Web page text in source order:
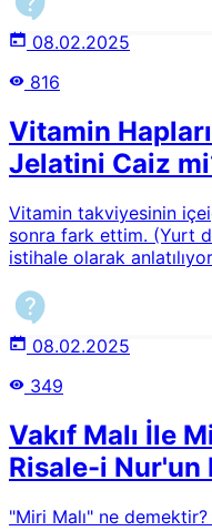
08.02.2025
816
Vitamin
Jelatini Caiz
Vitamin takviyesinin
sonra fark ettim. (Yurt
istihale olarak
mevcut. Bu konuda
08.02.2025
349
Vakıf Malı İle
Risale-i Nur'un
"Miri Malı" ne demektir?